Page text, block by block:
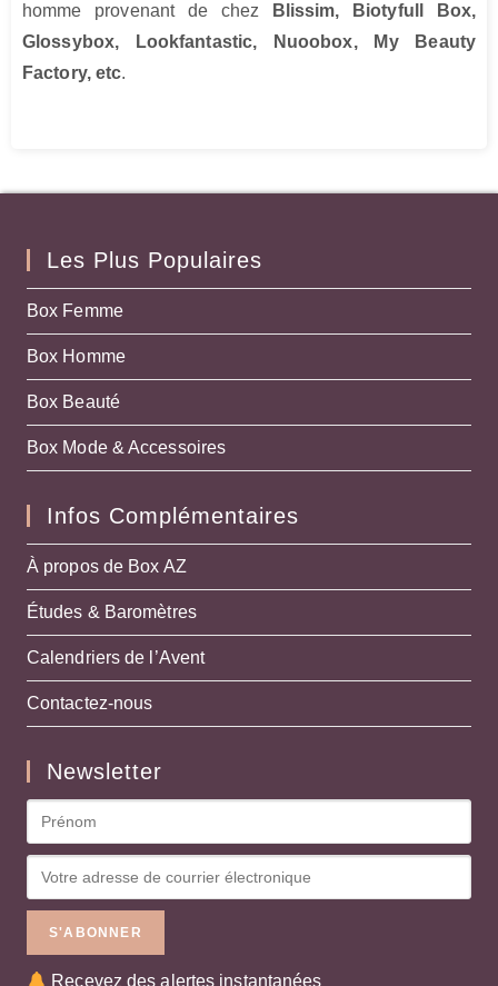
homme provenant de chez
Blissim, Biotyfull Box,
Glossybox, Lookfantastic, Nuoobox, My Beauty
Factory, etc.
Les Plus Populaires
Box Femme
Box Homme
Box Beauté
Box Mode & Accessoires
Infos Complémentaires
À propos de Box AZ
Études & Baromètres
Calendriers de l’Avent
Contactez-nous
Newsletter
Recevez des alertes instantanées